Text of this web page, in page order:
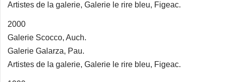
Artistes de la galerie, Galerie le rire bleu, Figeac.
2000
Galerie Scocco, Auch.
Galerie Galarza, Pau.
Artistes de la galerie, Galerie le rire bleu, Figeac.